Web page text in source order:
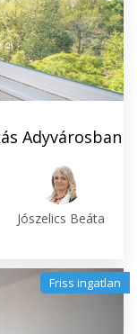
Adyvárosban
Jószelics Beáta
Friss ingatlan